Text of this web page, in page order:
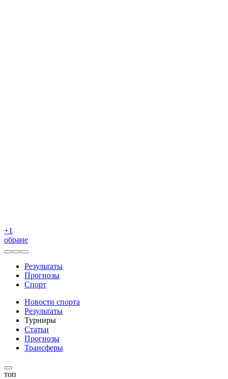
+1
обране
Результаты
Прогнозы
Спорт
Новости спорта
Результаты
Турниры
Статьи
Прогнозы
Трансферы
топ